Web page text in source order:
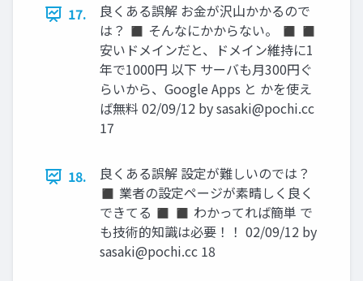
17.
良くある誤解 お金が沢山かかるので
は？ ◼ そんなにかからない。 ◼ ◼
安いドメインだと、ドメイン維持に1
年で1000円 以下 サーバも月300円ぐ
らいから、Google Apps と かを使え
ば無料 02/09/12 bysasaki@pochi.cc
17
18.
良くある誤解 設定が難しいのでは？
◼ 業者の設定ページが素晴しく良く
できてる ◼ ◼ わかってれば簡単 で
も技術的知識は必要！！ 02/09/12 by
sasaki@pochi.cc 18